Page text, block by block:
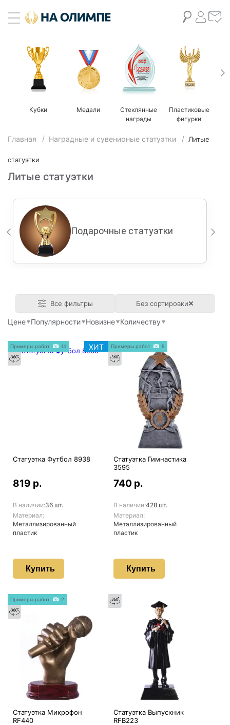
Кубки Медали
Стеклянные
награды
Пластиковые
фигурки
Главная Наградные и сувенирные статуэтки Литые
статуэтки
Литые статуэтки
Подарочные статуэтки
Все фильтры Без сортировки
Цене Популярности Новизне Количеству
Статуэтка Футбол 8938
819 р.
В наличии:36 шт.
Материал:
Металлизированный
пластик
Купить
ХИТ
Примеры работ 11
Статуэтка Гимнастика
3595
740 р.
В наличии:428 шт.
Материал:
Металлизированный
пластик
Купить
Примеры работ 8
Статуэтка Микрофон
RF440
Примеры работ 2
Статуэтка Выпускник
RFB223